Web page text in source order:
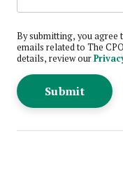
By submitting, you agree
emails related to The
details, review our